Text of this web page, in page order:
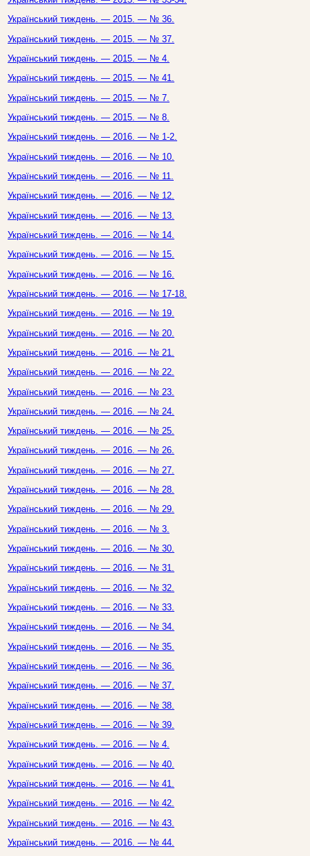
Український тиждень. — 2015. — № 36.
Український тиждень. — 2015. — № 37.
Український тиждень. — 2015. — № 4.
Український тиждень. — 2015. — № 41.
Український тиждень. — 2015. — № 7.
Український тиждень. — 2015. — № 8.
Український тиждень. — 2016. — № 1-2.
Український тиждень. — 2016. — № 10.
Український тиждень. — 2016. — № 11.
Український тиждень. — 2016. — № 12.
Український тиждень. — 2016. — № 13.
Український тиждень. — 2016. — № 14.
Український тиждень. — 2016. — № 15.
Український тиждень. — 2016. — № 16.
Український тиждень. — 2016. — № 17-18.
Український тиждень. — 2016. — № 19.
Український тиждень. — 2016. — № 20.
Український тиждень. — 2016. — № 21.
Український тиждень. — 2016. — № 22.
Український тиждень. — 2016. — № 23.
Український тиждень. — 2016. — № 24.
Український тиждень. — 2016. — № 25.
Український тиждень. — 2016. — № 26.
Український тиждень. — 2016. — № 27.
Український тиждень. — 2016. — № 28.
Український тиждень. — 2016. — № 29.
Український тиждень. — 2016. — № 3.
Український тиждень. — 2016. — № 30.
Український тиждень. — 2016. — № 31.
Український тиждень. — 2016. — № 32.
Український тиждень. — 2016. — № 33.
Український тиждень. — 2016. — № 34.
Український тиждень. — 2016. — № 35.
Український тиждень. — 2016. — № 36.
Український тиждень. — 2016. — № 37.
Український тиждень. — 2016. — № 38.
Український тиждень. — 2016. — № 39.
Український тиждень. — 2016. — № 4.
Український тиждень. — 2016. — № 40.
Український тиждень. — 2016. — № 41.
Український тиждень. — 2016. — № 42.
Український тиждень. — 2016. — № 43.
Український тиждень. — 2016. — № 44.